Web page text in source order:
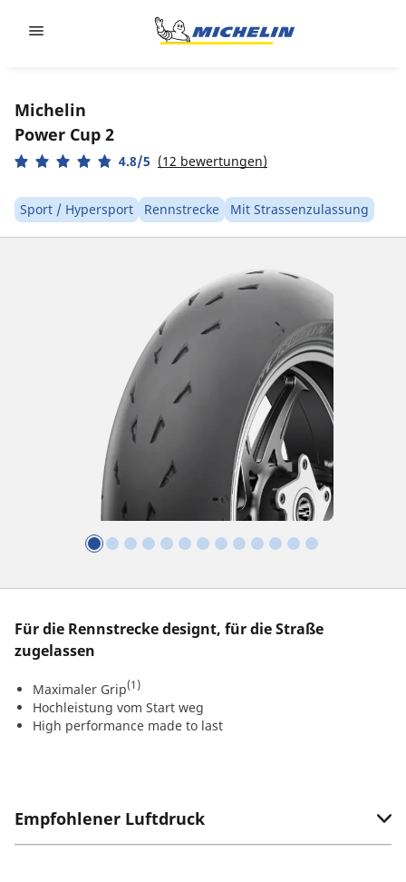
Michelin
Power Cup 2
4.8/5 (12 bewertungen)
Sport / Hypersport Rennstrecke Mit Strassenzulassung
Für die Rennstrecke designt, für die Straße
zugelassen
Maximaler Grip(1)
Hochleistung vom Start weg
High performance made to last
Empfohlener Luftdruck